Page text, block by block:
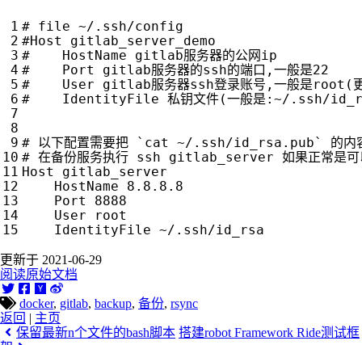
# file ~/.ssh/config
#Host gitlab_server_demo
#    HostName gitlab服务器的公网ip
#    Port gitlab服务器的ssh的端口,一般是22
#    User gitlab服务器ssh登录账号,一般是root(更
#    IdentityFile 私钥文件(一般是:~/.ssh/
# 以下配置需要把 `cat ~/.ssh/id_rsa.pub` 的
# 在备份服务执行 ssh gitlab_server 如果正常是可
Host gitlab_server
    HostName 8.8.8.8
    Port
8888
    User root
更新于 2021-06-29
阅读原始文档
docker, gitlab, backup, 备份, rsync
返回 | 主页
保留最新n个文件的bash脚本 搭建robot Framework Ride测试框